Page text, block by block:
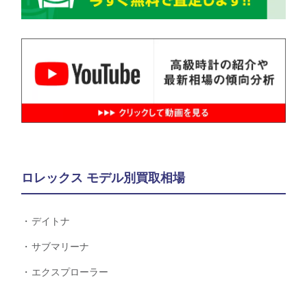
ロレックス モデル別買取相場
デイトナ
サブマリーナ
エクスプローラー